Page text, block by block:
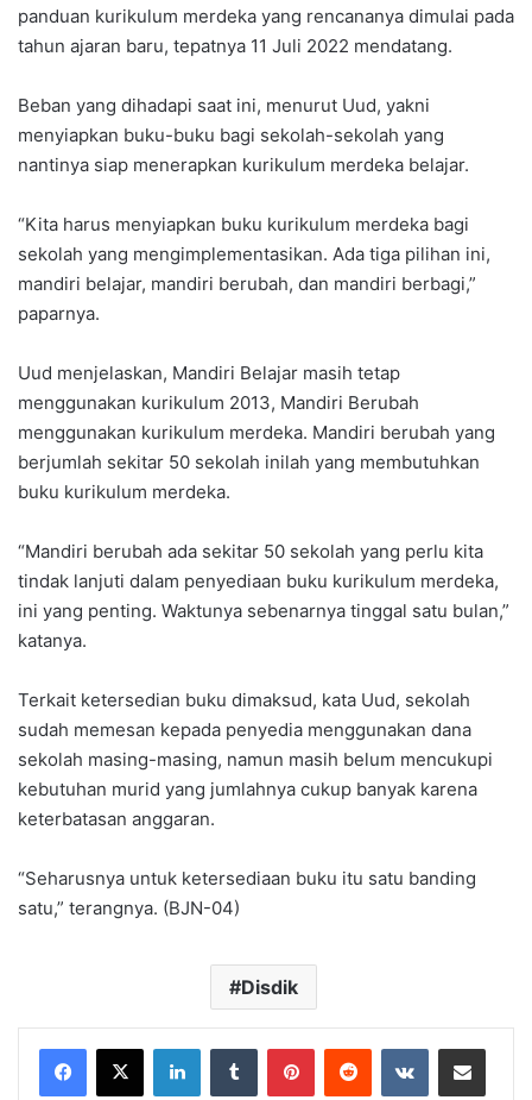
panduan kurikulum merdeka yang rencananya dimulai pada
tahun ajaran baru, tepatnya 11 Juli 2022 mendatang.
Beban yang dihadapi saat ini, menurut Uud, yakni
menyiapkan buku-buku bagi sekolah-sekolah yang
nantinya siap menerapkan kurikulum merdeka belajar.
“Kita harus menyiapkan buku kurikulum merdeka bagi
sekolah yang mengimplementasikan. Ada tiga pilihan ini,
mandiri belajar, mandiri berubah, dan mandiri berbagi,”
paparnya.
Uud menjelaskan, Mandiri Belajar masih tetap
menggunakan kurikulum 2013, Mandiri Berubah
menggunakan kurikulum merdeka. Mandiri berubah yang
berjumlah sekitar 50 sekolah inilah yang membutuhkan
buku kurikulum merdeka.
“Mandiri berubah ada sekitar 50 sekolah yang perlu kita
tindak lanjuti dalam penyediaan buku kurikulum merdeka,
ini yang penting. Waktunya sebenarnya tinggal satu bulan,”
katanya.
Terkait ketersedian buku dimaksud, kata Uud, sekolah
sudah memesan kepada penyedia menggunakan dana
sekolah masing-masing, namun masih belum mencukupi
kebutuhan murid yang jumlahnya cukup banyak karena
keterbatasan anggaran.
“Seharusnya untuk ketersediaan buku itu satu banding
satu,” terangnya. (BJN-04)
Disdik